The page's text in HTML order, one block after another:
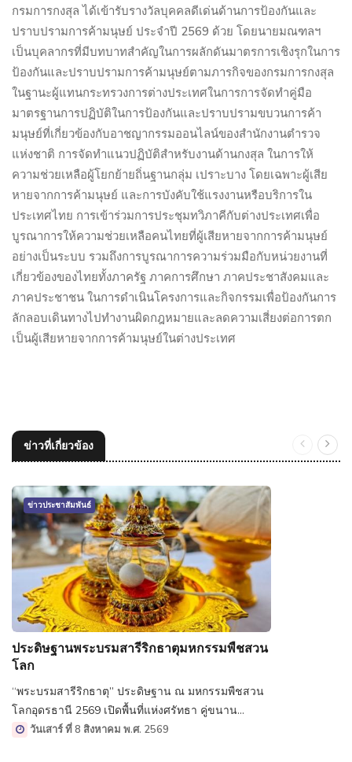
กรมการกงสุล ได้เข้ารับรางวัลบุคคลดีเด่นด้านการป้องกันและ
ปราบปรามการค้ามนุษย์ ประจำปี 2569 ด้วย โดยนายมณฑลฯ
เป็นบุคลากรที่มีบทบาทสำคัญในการผลักดันมาตรการเชิงรุกในการ
ป้องกันและปราบปรามการค้ามนุษย์ตามภารกิจของกรมการกงสุล
ในฐานะผู้แทนกระทรวงการต่างประเทศในการการจัดทำคู่มือ
มาตรฐานการปฏิบัติในการป้องกันและปราบปรามขบวนการค้า
มนุษย์ที่เกี่ยวข้องกับอาชญากรรมออนไลน์ของสำนักงานตำรวจ
แห่งชาติ การจัดทำแนวปฏิบัติสำหรับงานด้านกงสุล ในการให้
ความช่วยเหลือผู้โยกย้ายถิ่นฐานกลุ่ม เปราะบาง โดยเฉพาะผู้เสีย
หายจากการค้ามนุษย์ และการบังคับใช้แรงงานหรือบริการใน
ประเทศไทย การเข้าร่วมการประชุมทวิภาคีกับต่างประเทศเพื่อ
บูรณาการให้ความช่วยเหลือคนไทยที่ผู้เสียหายจากการค้ามนุษย์
อย่างเป็นระบบ รวมถึงการบูรณาการความร่วมมือกับหน่วยงานที่
เกี่ยวข้องของไทยทั้งภาครัฐ ภาคการศึกษา ภาคประชาสังคมและ
ภาคประชาชน ในการดำเนินโครงการและกิจกรรมเพื่อป้องกันการ
ลักลอบเดินทางไปทำงานผิดกฎหมายและลดความเสี่ยงต่อการตก
เป็นผู้เสียหายจากการค้ามนุษย์ในต่างประเทศ
ข่าวที่เกี่ยวข้อง
ข่าวประชาสัมพันธ์
ประดิษฐานพระบรมสารีริกธาตุมหกรรมพืชสวน
โลก
“พระบรมสารีริกธาตุ” ประดิษฐาน ณ มหกรรมพืชสวน
โลกอุดรธานี 2569 เปิดพื้นที่แห่งศรัทธา คู่ขนาน
มหกรรมพืชสวนระดับโลก
วันเสาร์ ที่ 8 สิงหาคม พ.ศ. 2569